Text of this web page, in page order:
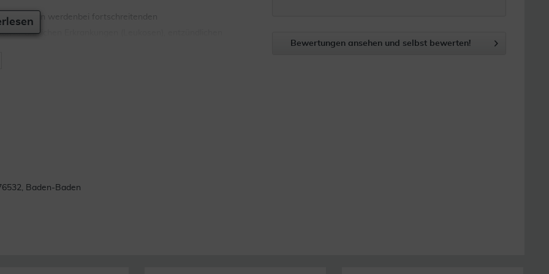
werdenbei fortschreitenden
ähnlichen Erkrankungen (Leukosen), entzündlichen
gegen Achillea millefolium (Schafgarbe),
Bellis perennis (Gänseblümchen), Echinacea
Korbblütler nicht anzuwenden.
allgemein schädigende Faktoren in der Lebensweise
vor kurzem eingenommen haben, auch wenn es sich um
Baden-Baden
Bewertungen ansehen und selbst bewerten!